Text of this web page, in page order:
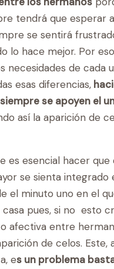
tendrá que esperar
se sentirá
lo hace mejor. Por
necesidades de cada
esas diferencias,
se apoyen el
así la aparición de
es esencial hacer que
se sienta integrado
el minuto uno en el
pues, si no esto
afectiva entre
de celos. Este,
es un problema